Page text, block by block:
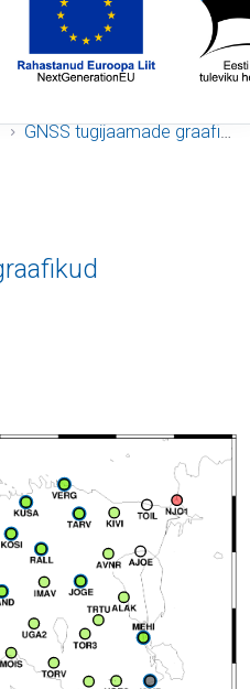
GNSS tugijaamade graafikud